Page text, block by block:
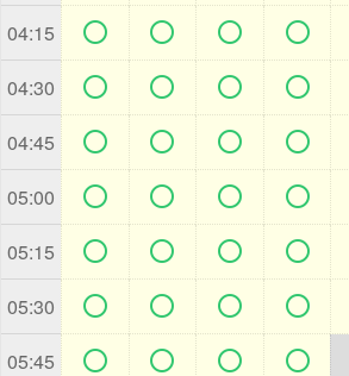
04:15    
04:30    
04:45    
05:00    
05:15    
05:30    
05:45    